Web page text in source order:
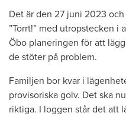
Det är den 27 juni 2023
”Torrt!” med utropstecken i
Öbo planeringen för att
de stöter på problem.
Familjen bor kvar i
provisoriska golv. Det ska
riktiga. I loggen står det att